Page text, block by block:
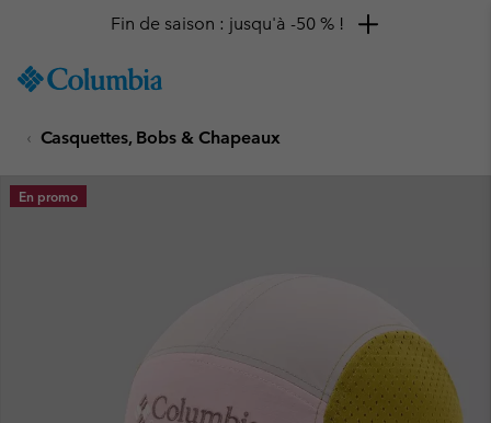
TO
SKIP
MAIN
NAV
Fin de saison : jusqu'à -50 % !
Casquettes, Bobs & Chapeaux
En promo